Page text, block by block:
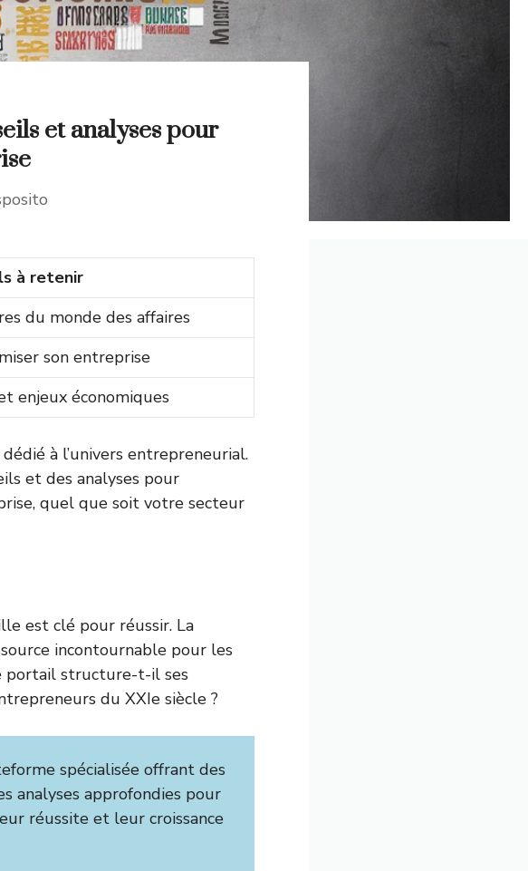
et analyses pour
à retenir
du monde des affaires
son entreprise
enjeux économiques
à l’univers entrepreneurial.
et des analyses pour
quel que soit votre secteur
est clé pour réussir. La
incontournable pour les
portail structure-t-il ses
du XXIe siècle ?
spécialisée offrant des
analyses approfondies pour
réussite et leur croissance